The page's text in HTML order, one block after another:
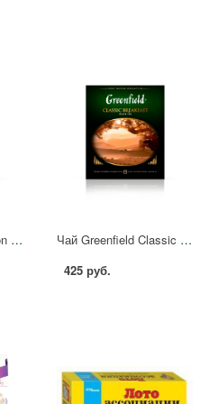
Чай Greenfield Lemon Spark черный фольгир.25пак/уп 0711-10 172699
Чай Greenfield Classic Breakfast черный,100пак/уп 0582-09 379763
425 руб.